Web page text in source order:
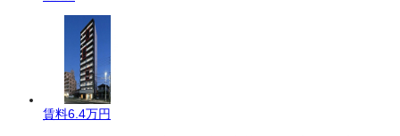
賃料6.4万円